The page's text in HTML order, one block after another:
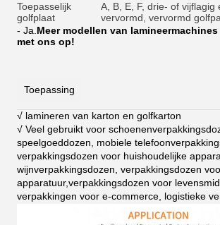
Toepasselijk
golfplaat
A, B, E, F, drie- of vijflagig
vervormd, vervormd
- Ja. Meer modellen van
met ons op!
Toepassing
√ lamineren van karton en golfkarton
√ Veel gebruikt voor
speelgoeddozen, mobiele
verpakkingsdozen voor huishoudelijke
wijnverpakkingsdozen, verpakkingsdozen
apparatuur,verpakkingsdozen voor
verpakkingen voor e-commerce, logistieke